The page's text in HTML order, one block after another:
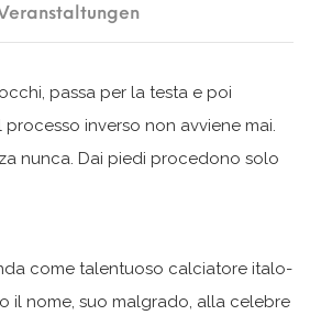
passa per la testa e poi
inverso non avviene mai.
nunca. Dai piedi procedono solo
come talentuoso calciatore italo-
il nome, suo malgrado, alla celebre